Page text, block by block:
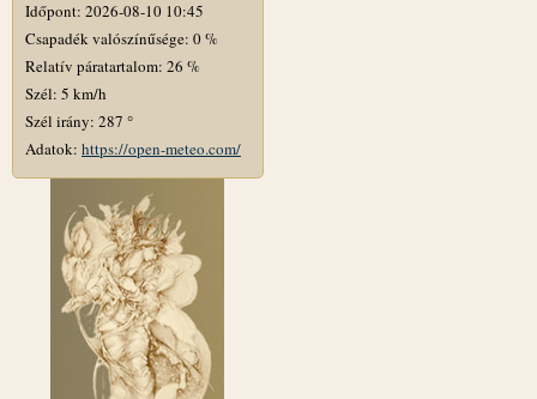
Időpont: 2026-08-10 10:45
Csapadék valószínűsége: 0 %
Relatív páratartalom: 26 %
Szél: 5 km/h
Szél irány: 287 °
Adatok: https://open-meteo.com/